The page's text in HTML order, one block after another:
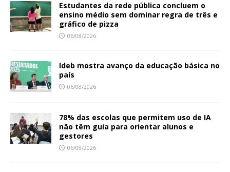
Estudantes da rede pública concluem o
ensino médio sem dominar regra de três e
gráfico de pizza
06/08/2026
Ideb mostra avanço da educação básica no
país
06/08/2026
78% das escolas que permitem uso de IA
não têm guia para orientar alunos e
gestores
06/08/2026